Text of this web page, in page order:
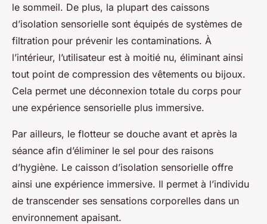
le sommeil. De plus, la plupart des caissons
d’isolation sensorielle sont équipés de systèmes de
filtration pour prévenir les contaminations. À
l’intérieur, l’utilisateur est à moitié nu, éliminant ainsi
tout point de compression des vêtements ou bijoux.
Cela permet une déconnexion totale du corps pour
une expérience sensorielle plus immersive.
Par ailleurs, le flotteur se douche avant et après la
séance afin d’éliminer le sel pour des raisons
d’hygiène. Le caisson d’isolation sensorielle offre
ainsi une expérience immersive. Il permet à l’individu
de transcender ses sensations corporelles dans un
environnement apaisant.